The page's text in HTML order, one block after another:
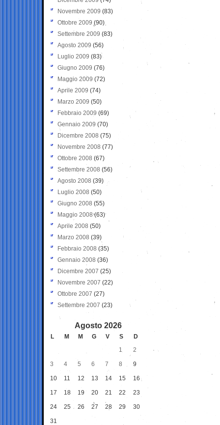
Novembre 2009 (83)
Ottobre 2009 (90)
Settembre 2009 (83)
Agosto 2009 (56)
Luglio 2009 (83)
Giugno 2009 (76)
Maggio 2009 (72)
Aprile 2009 (74)
Marzo 2009 (50)
Febbraio 2009 (69)
Gennaio 2009 (70)
Dicembre 2008 (75)
Novembre 2008 (77)
Ottobre 2008 (67)
Settembre 2008 (56)
Agosto 2008 (39)
Luglio 2008 (50)
Giugno 2008 (55)
Maggio 2008(63)
Aprile 2008 (50)
Marzo 2008 (39)
Febbraio 2008 (35)
Gennaio 2008 (36)
Dicembre 2007 (25)
Novembre 2007 (22)
Ottobre 2007 (27)
Settembre 2007 (23)
Agosto 2026
L M M G V S
D
1
2
3 4 5 6 7 8 9
10 11 12 13 14 15 16
17 18 19 20 21 22 23
24 25 26 27 28 29 30
31